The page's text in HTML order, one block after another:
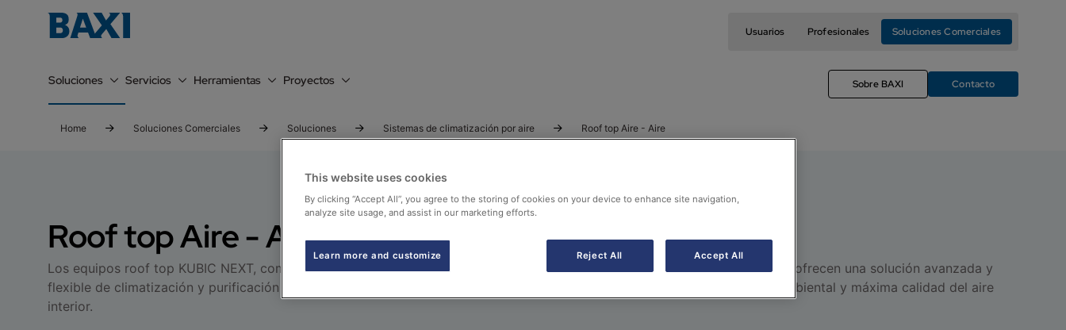
Usuarios Profesionales Soluciones Comerciales
Soluciones Servicios Herramientas Proyectos Sobre BAXI Contacto
Home Soluciones Comerciales Soluciones Sistemas de climatización por aire Roof top Aire - Aire
Roof top Aire - Aire
Los equipos roof top KUBIC NEXT, compactos, eficientes y sostenibles gracias al refrigerante R-32 y la tecnología inverter, ofrecen una solución avanzada y
flexible de climatización y purificación del aire para todo tipo de proyectos, combinando alto rendimiento, bajo impacto ambiental y máxima calidad del aire
interior.
This website uses cookies
By clicking “Accept All”, you agree to the storing of cookies on your device to enhance site navigation,
analyze site usage, and assist in our marketing efforts.
Learn more and customize Reject All Accept All